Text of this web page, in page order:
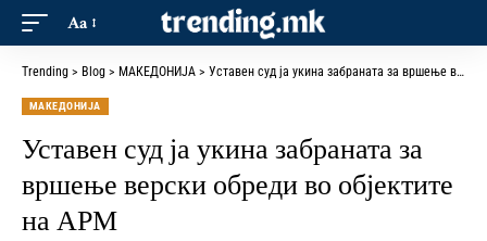
Aa
Trending > Blog > МАКЕДОНИЈА > Уставен суд ја укина забраната за вршење верски обреди во објектите на АРМ
МАКЕДОНИЈА
Уставен суд ја укина забраната за
вршење верски обреди во објектите
на АРМ